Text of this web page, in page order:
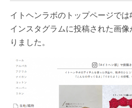
イトヘンラボのトップページで
インスタグラムに投稿された画
りました。